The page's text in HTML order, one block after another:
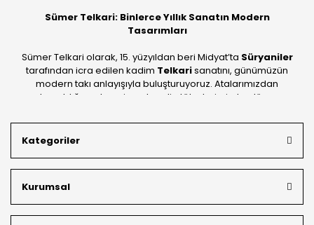
Sümer Telkari: Binlerce Yıllık Sanatın Modern
Tasarımları
Sümer Telkari olarak, 15. yüzyıldan beri Midyat’ta Süryaniler
tarafından icra edilen kadim Telkarisanatını, günümüzün
modern takı anlayışıyla buluşturuyoruz. Atalarımızdan
devraldığımız bu mirası; kendi atölyelerimizde, dünya
Mardin’in tarihi dokusunu yansıtan geleneksel işlemeleri, her
müşterilerimizin özel siparişlerini benzersiz bir titizlikle
hazırlıyor; köklü geçmişimizi geleceğin takı modasına
güvenle taşıyoruz.
Kategoriler
Kurumsal